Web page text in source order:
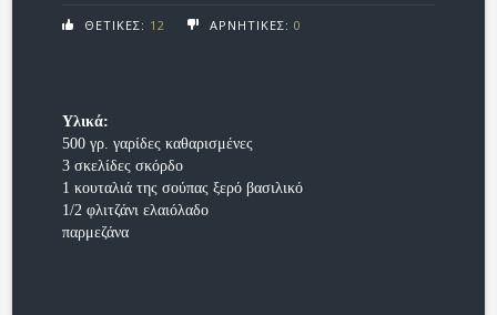
ΘΕΤΙΚΕΣ: 12 ΑΡΝΗΤΙΚΕΣ: 0
Υλικά:
500 γρ. γαρίδες καθαρισμένες
3 σκελίδες σκόρδο
1 κουταλιά της σούπας ξερό βασιλικό
1/2 φλιτζάνι ελαιόλαδο
παρμεζάνα